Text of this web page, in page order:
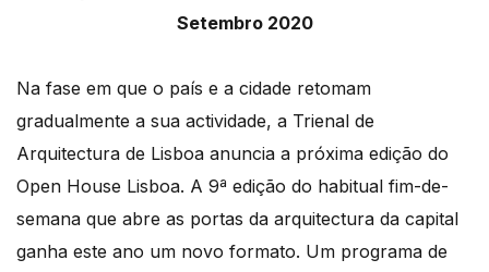
Setembro 2020
Na fase em que o país e a cidade retomam
gradualmente a sua actividade, a Trienal de
Arquitectura de Lisboa anuncia a próxima edição do
Open House Lisboa. A 9ª edição do habitual fim-de-
semana que abre as portas da arquitectura da capital
ganha este ano um novo formato. Um programa de